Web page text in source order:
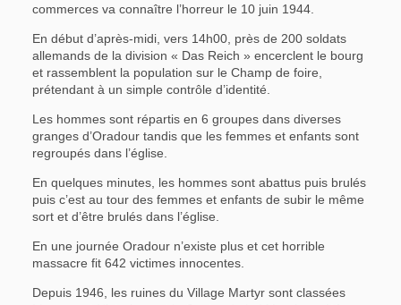
commerces va connaître l’horreur le 10 juin 1944.
En début d’après-midi, vers 14h00, près de 200 soldats
allemands de la division « Das Reich » encerclent le bourg
et rassemblent la population sur le Champ de foire,
prétendant à un simple contrôle d’identité.
Les hommes sont répartis en 6 groupes dans diverses
granges d’Oradour tandis que les femmes et enfants sont
regroupés dans l’église.
En quelques minutes, les hommes sont abattus puis brulés
puis c’est au tour des femmes et enfants de subir le même
sort et d’être brulés dans l’église.
En une journée Oradour n’existe plus et cet horrible
massacre fit 642 victimes innocentes.
Depuis 1946, les ruines du Village Martyr sont classées